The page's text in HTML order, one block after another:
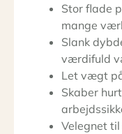
Stor flade
mange
Slank
værdifuld
Let vægt
Skaber
Velegnet